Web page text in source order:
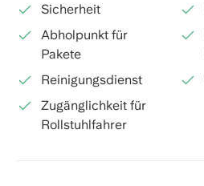
Sicherheit
Abholpunkt für
Pakete
Reinigungsdienst
Zugänglichkeit für
Rollstuhlfahrer